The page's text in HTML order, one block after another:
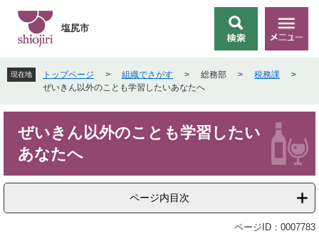
先
頭
す
を
飛
し
索
メ
ニ
ー
塩尻市
現在地 トップページ > 組織でさがす > 総務部 > 税務課
>
ぜいきん以外のことも学習したいあなたへ
ぜいきん以外のことも学習したい
あなたへ
ページ内目次
ページID：0007783